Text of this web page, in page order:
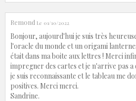
Remond Le 01/10/2022
Bonjour, aujourd'hui je suis très
l'oracle du monde et un origami
était dans ma boite aux lettres ! Merci
impregner des cartes et je n'arrive pas
je suis reconnaissante et le tableau me
positives. Merci merci.
Sandrine.